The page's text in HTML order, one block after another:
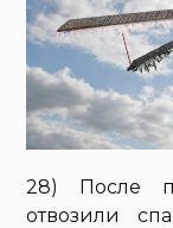
28) После
отвозили